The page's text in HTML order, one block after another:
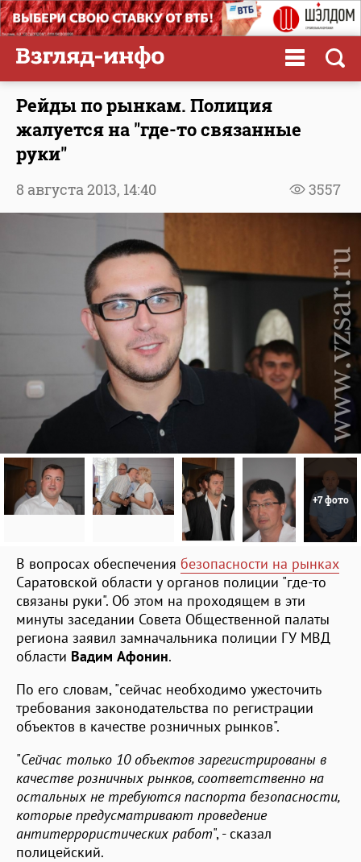
Рейды по рынкам. Полиция
жалуется на "где-то связанные
руки"
3557
8 августа 2013, 14:40
+7 фото
В вопросах обеспечения безопасности на рынках
Саратовской области у органов полиции "где-то
связаны руки". Об этом на проходящем в эти
минуты заседании Совета Общественной палаты
региона заявил замначальника полиции ГУ МВД
области Вадим Афонин.
По его словам, "сейчас необходимо ужесточить
требования законодательства по регистрации
объектов в качестве розничных рынков".
"Сейчас только 10 объектов зарегистрированы в
качестве розничных рынков, соответственно на
остальных не требуются паспорта безопасности,
которые предусматривают проведение
антитеррористических работ", - сказал
полицейский.